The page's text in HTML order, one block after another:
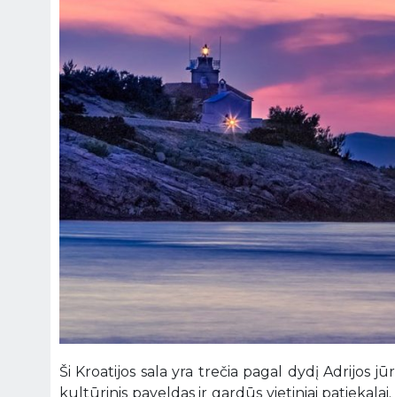
Ši Kroatijos sala yra trečia pagal dydį Adrijos
kultūrinis paveldas ir gardūs vietiniai